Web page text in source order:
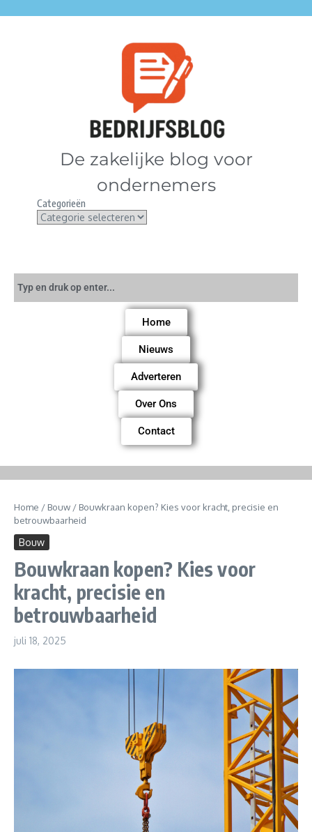
De zakelijke blog voor
ondernemers
Categorieën
Home
Nieuws
Adverteren
Over Ons
Contact
Home / Bouw / Bouwkraan kopen? Kies voor kracht, precisie en
betrouwbaarheid
Bouw
Bouwkraan kopen? Kies voor
kracht, precisie en
betrouwbaarheid
juli 18, 2025